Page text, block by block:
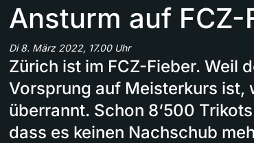
Ansturm auf FCZ-
Di 8. März 2022, 17.00 Uhr
Zürich ist im FCZ-Fieber. Weil
Vorsprung auf Meisterkurs ist,
überrannt. Schon 8‘500
dass es keinen Nachschub